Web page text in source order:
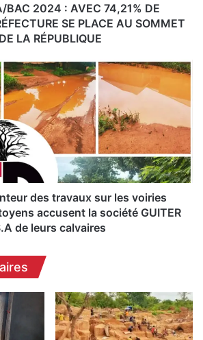
BAC 2024 : AVEC 74,21% DE
SE PLACE AU SOMMET
DE LA RÉPUBLIQUE
des travaux sur les voiries
accusent la société GUITER
de leurs calvaires